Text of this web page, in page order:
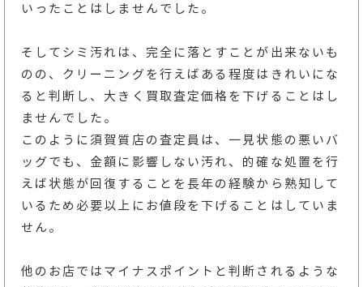
いったことはしませんでした。
そしてシミ汚れは、完全に落とすことが出来ないも
のの、クリーニングを行えばある程度はきれいにな
ると判断し、大きく買取査定価格を下げることはし
ませんでした。
このように須賀質店の査定員は、一見状態の悪いバ
ッグでも、金額に影響しない汚れ、的確な処置を行
えば状態が回復することを長年の経験から熟知して
いるため必要以上にお値段を下げることはしていま
せん。
他のお店ではマイナスポイントと判断されるような